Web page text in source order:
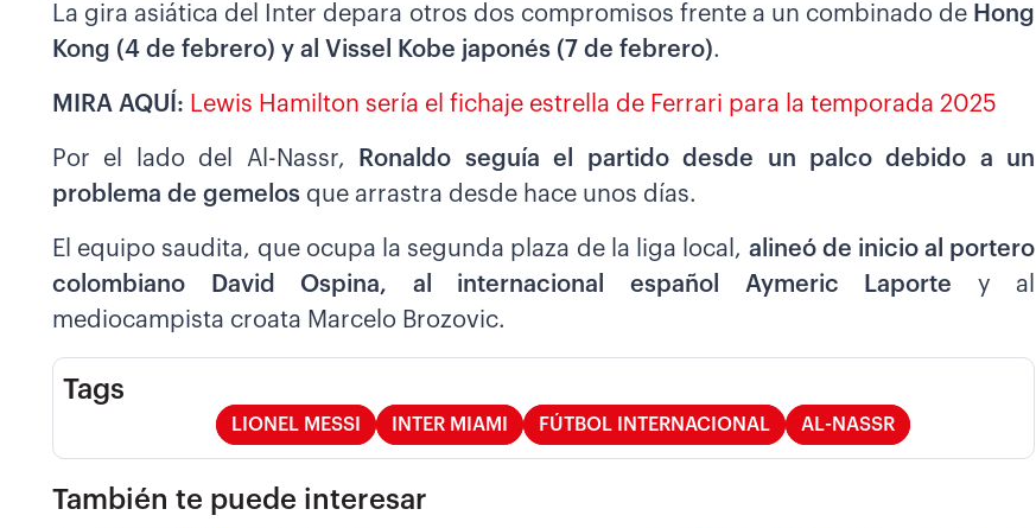
La gira asiática del Inter depara otros dos compromisos frente a un combinado de Hong
Kong (4 de febrero) y al Vissel Kobe japonés (7 de febrero).
MIRA AQUÍ: Lewis Hamilton sería el fichaje estrella de Ferrari para la temporada 2025
Por el lado del Al-Nassr,
Ronaldo seguía el partido desde un palco debido a un
problema de gemelos que arrastra desde hace unos días.
El equipo saudita, que ocupa la segunda plaza de la liga local, alineó de inicio al portero
colombiano David Ospina, al internacional español Aymeric Laporte y al
mediocampista croata Marcelo Brozovic.
Tags
LIONEL MESSI INTER MIAMI FÚTBOL INTERNACIONAL AL-NASSR
También te puede interesar